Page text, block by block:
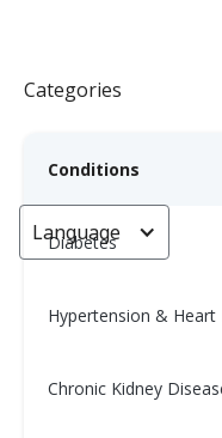
Categories
Conditions
Diabetes
Hypertension & Heart
Chronic Kidney
Language
睡前喝什么
么